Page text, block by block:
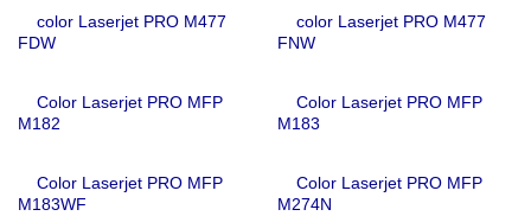
color Laserjet PRO M477
FDW
color Laserjet PRO M477
FNW
Color Laserjet PRO MFP
M182
Color Laserjet PRO MFP
M183
Color Laserjet PRO MFP
M183WF
Color Laserjet PRO MFP
M274N